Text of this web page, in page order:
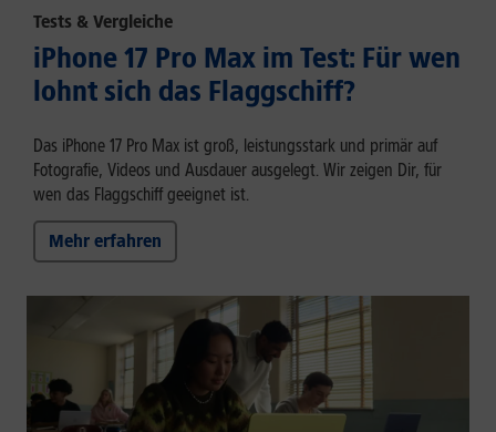
Tests & Vergleiche
iPhone 17 Pro Max im Test: Für wen
lohnt sich das Flaggschiff?
Das iPhone 17 Pro Max ist groß, leistungsstark und primär auf
Fotografie, Videos und Ausdauer ausgelegt. Wir zeigen Dir, für
wen das Flaggschiff geeignet ist.
Mehr erfahren